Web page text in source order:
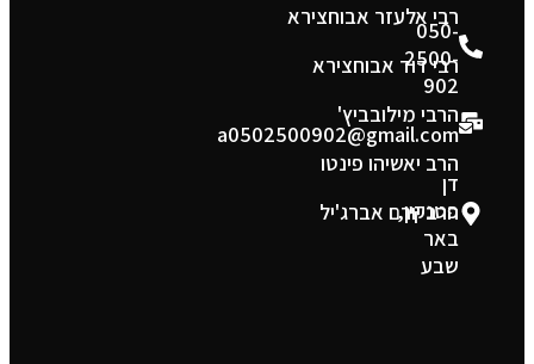
050-
2500-
902
a0502500902@gmail.com
דן
פטנקין,
באר
שבע
רבי אלעזר אבוחצירא
רבי דוד אבוחצירא
הרבי מילובביץ'
הרב יאשיהו פינטו
הרב יורם אברג'יל